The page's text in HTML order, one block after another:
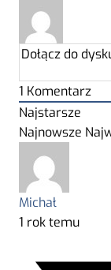
1 Komentarz
Najstarsze
Najnowsze
Michał
1 rok temu